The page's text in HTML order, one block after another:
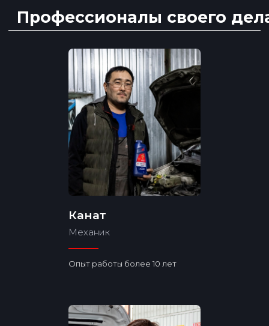
Канат
Механик
Опыт работы более 10 лет